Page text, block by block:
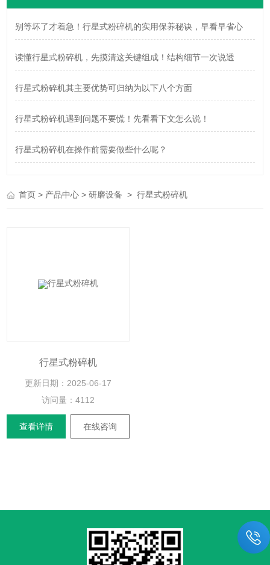
别等坏了才着急！行星式粉碎机的实用保养秘诀，早看早省心
读懂行星式粉碎机，先摸清这关键组成！结构细节一次说透
行星式粉碎机其主要优势可归纳为以下八个方面
行星式粉碎机遇到问题不要慌！先看看下文怎么说！
行星式粉碎机在操作前需要做些什么呢？
首页 > 产品中心 >研磨设备 >行星式粉碎机
行星式粉碎机
更新日期： 2025-06-17
访问量：4112
查看详情 在线咨询